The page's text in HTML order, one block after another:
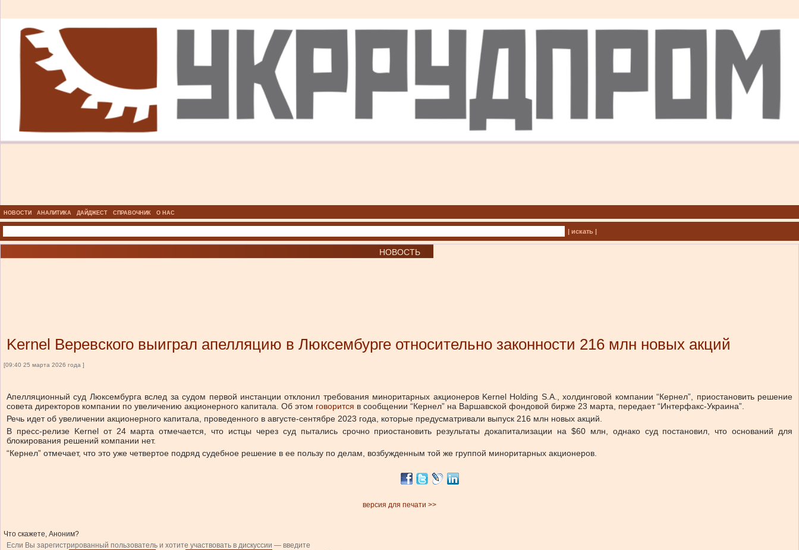
НОВОСТИ АНАЛИТИКА ДАЙДЖЕСТ СПРАВОЧНИК О НАС
| искать |
НОВОСТЬ
Kernel Веревского выиграл апелляцию в Люксембурге относительно законности 216 млн новых акций
[09:40 25 марта 2026 года ]
Апелляционный суд Люксембурга вслед за судом первой инстанции отклонил требования миноритарных акционеров Kernel Holding S.A., холдинговой компании “Кернел”, приостановить решение
совета директоров компании по увеличению акционерного капитала. Об этом говорится в сообщении “Кернел” на Варшавской фондовой бирже 23 марта, передает “Интерфакс-Украина”.
Речь идет об увеличении акционерного капитала, проведенного в августе-сентябре 2023 года, которые предусматривали выпуск 216 млн новых акций.
В пресс-релизе Kernel от 24 марта отмечается, что истцы через суд пытались срочно приостановить результаты докапитализации на $60 млн, однако суд постановил, что оснований для
блокирования решений компании нет.
“Кернел” отмечает, что это уже четвертое подряд судебное решение в ее пользу по делам, возбужденным той же группой миноритарных акционеров.
версия для печати >>
Что скажете, Аноним?
Если Вы зарегистрированный пользователь и хотите участвовать в дискуссии — введите